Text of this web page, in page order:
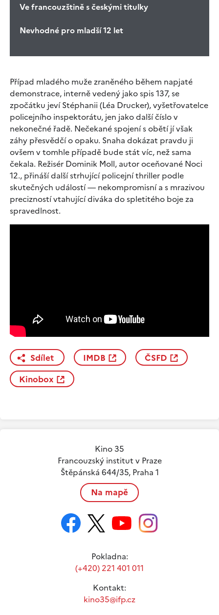
Ve francouzštině s českými titulky
Nevhodné pro mladší 12 let
Případ mladého muže zraněného během napjaté
demonstrace, interně vedený jako spis 137, se
zpočátku jeví Stéphanii (Léa Drucker), vyšetřovatelce
policejního inspektorátu, jen jako další číslo v
nekonečné řadě. Nečekané spojení s obětí jí však
záhy přesvědčí o opaku. Snaha dokázat pravdu ji
ovšem v tomhle případě bude stát víc, než sama
čekala. Režisér Dominik Moll, autor oceňované Noci
12., přináší další strhující policejní thriller podle
skutečných událostí — nekompromisní a s mrazivou
precizností vtahující diváka do spletitého boje za
spravedlnost.
Sdílet IMDB
ČSFD
Kinobox
Kino 35
Francouzský institut v Praze
Štěpánská 644/35, Praha 1
Na mapě
Pokladna:
(+420) 221 401 011
Kontakt:
kino35@ifp.cz